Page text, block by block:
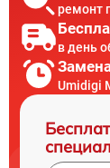
ремонт
в день
Umidigi